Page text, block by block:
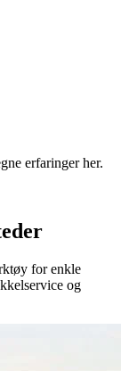
erfaringer her.
for enkle
og